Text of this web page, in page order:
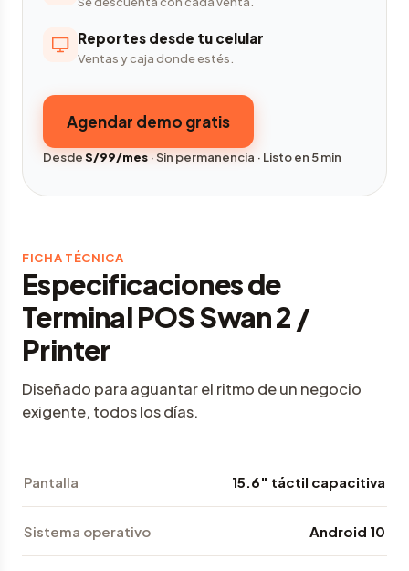
Reportes desde tu celular
Ventas y caja donde estés.
Agendar demo gratis
DesdeS/99/mes· Sin permanencia · Listo en 5 min
FICHA TÉCNICA
Especificaciones de
Terminal POS Swan 2 /
Printer
Diseñado para aguantar el ritmo de un negocio
exigente, todos los días.
Pantalla 15.6" táctil capacitiva
Sistema operativo Android 10